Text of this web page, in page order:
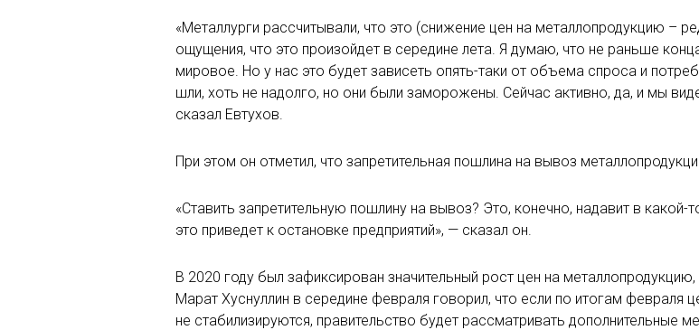
«Металлурги рассчитывали, что это (снижение цен на металлопродукцию –
ощущения, что это произойдет в середине лета. Я думаю, что не раньше
мировое. Но у нас это будет зависеть опять-таки от объема спроса и
шли, хоть не надолго, но они были заморожены. Сейчас активно, да, и мы
сказал Евтухов.
При этом он отметил, что запретительная пошлина на вывоз
«Ставить запретительную пошлину на вывоз? Это, конечно, надавит в
это приведет к остановке предприятий», — сказал он.
В 2020 году был зафиксирован значительный рост цен на
Марат Хуснуллин в середине февраля говорил, что если по итогам февраля
не стабилизируются, правительство будет рассматривать